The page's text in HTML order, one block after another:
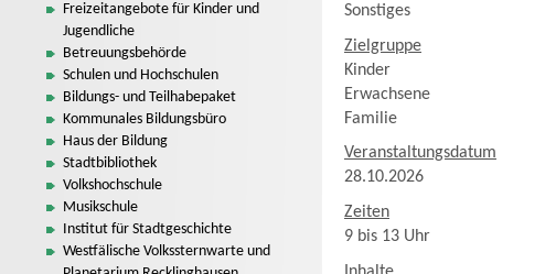
Freizeitangebote für Kinder und
Jugendliche
Betreuungsbehörde
Schulen und Hochschulen
Bildungs- und Teilhabepaket
Kommunales Bildungsbüro
Haus der Bildung
Stadtbibliothek
Volkshochschule
Musikschule
Institut für Stadtgeschichte
Westfälische Volkssternwarte und
Sonstiges
Zielgruppe
Kinder
Erwachsene
Familie
Veranstaltungsdatum
28.10.2026
Zeiten
9 bis 13 Uhr